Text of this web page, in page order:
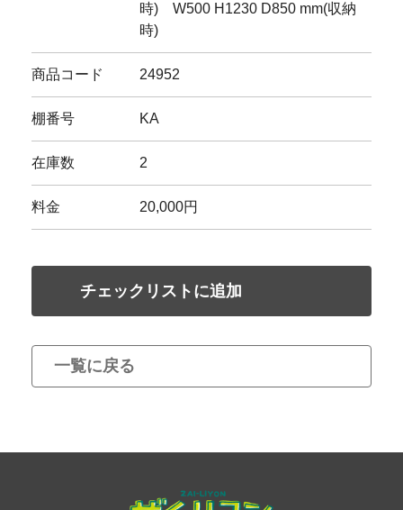
時) W500 H1230 D850 mm(収納
時)
商品コード 24952
棚番号 KA
在庫数 2
料金 20,000円
チェックリストに追加
一覧に戻る